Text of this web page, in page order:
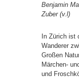
Benjamin
Zuber (v.l)
In Zürich ist
Wanderer
Großen
Märchen-
und